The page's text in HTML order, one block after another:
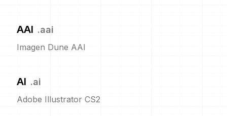
AAI .aai
Imagen Dune AAI
AI .ai
Adobe Illustrator CS2